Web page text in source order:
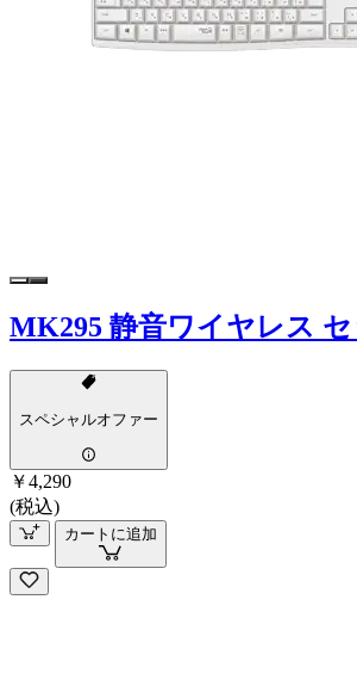
MK295 静音ワイヤレス セ
スペシャルオファー
￥4,290
(税込)
カートに追加